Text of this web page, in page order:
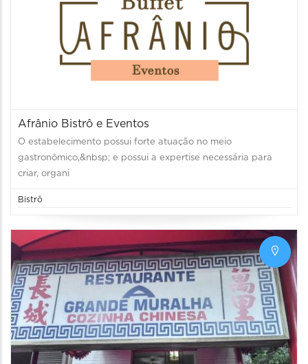
Afrânio Bistrô e Eventos
O estabelecimento possui forte atuação no meio
gastronômico,&nbsp; e possui a expertise necessária para
criar, organi
Bistrô